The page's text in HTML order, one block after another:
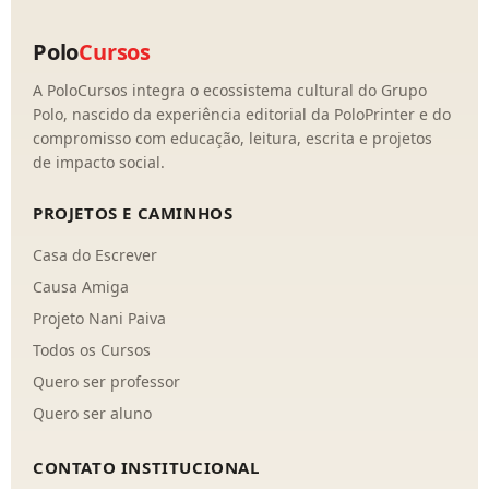
PoloCursos
A PoloCursos integra o ecossistema cultural do Grupo
Polo, nascido da experiência editorial da PoloPrinter e do
compromisso com educação, leitura, escrita e projetos
de impacto social.
PROJETOS E CAMINHOS
Casa do Escrever
Causa Amiga
Projeto Nani Paiva
Todos os Cursos
Quero ser professor
Quero ser aluno
CONTATO INSTITUCIONAL